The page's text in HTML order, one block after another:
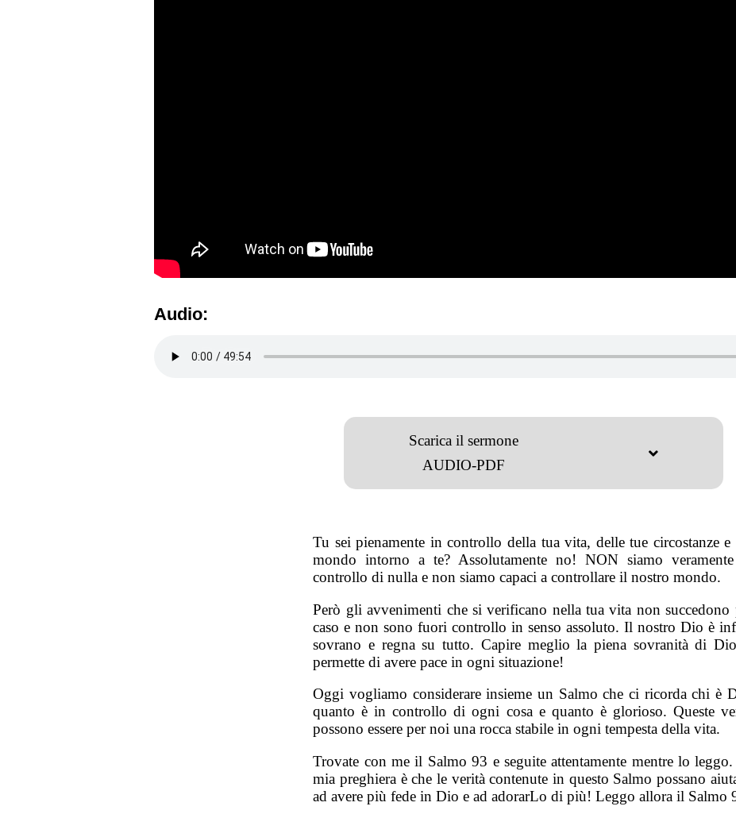
Audio:
Scarica il sermone
AUDIO-PDF
Tu sei pienamente in controllo della tua vita, delle tue circostanze e
mondo intorno a te? Assolutamente no! NON siamo
controllo di nulla e non siamo capaci a controllare il nostro mondo.
Però gli avvenimenti che si verificano nella tua vita non succedono
caso e non sono fuori controllo in senso assoluto. Il nostro Dio è
sovrano e regna su tutto. Capire meglio la piena sovranità di
permette di avere pace in ogni situazione!
Oggi vogliamo considerare insieme un Salmo che ci ricorda chi è
quanto è in controllo di ogni cosa e quanto è glorioso. Queste
possono essere per noi una rocca stabile in ogni tempesta della vita.
Trovate con me il Salmo 93 e seguite attentamente mentre lo
mia preghiera è che le verità contenute in questo Salmo possano
ad avere più fede in Dio e ad adorarLo di più! Leggo allora il Salmo